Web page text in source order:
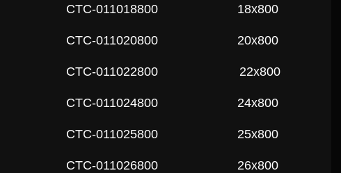
СTC-011018800 18x800
СTC-011020800 20x800
СTC-011022800 22x800
СTC-011024800 24x800
СTC-011025800 25x800
СTC-011026800 26x800